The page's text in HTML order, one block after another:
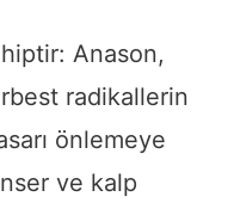
Anason,
radikallerin
önlemeye
ve kalp